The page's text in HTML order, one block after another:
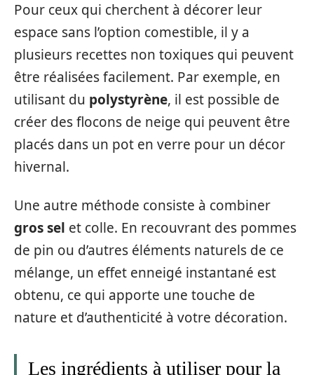
Pour ceux qui cherchent à décorer leur
espace sans l’option comestible, il y a
plusieurs recettes non toxiques qui peuvent
être réalisées facilement. Par exemple, en
utilisant du polystyrène, il est possible de
créer des flocons de neige qui peuvent être
placés dans un pot en verre pour un décor
hivernal.
Une autre méthode consiste à combiner
gros sel et colle. En recouvrant des pommes
de pin ou d’autres éléments naturels de ce
mélange, un effet enneigé instantané est
obtenu, ce qui apporte une touche de
nature et d’authenticité à votre décoration.
Les ingrédients à utiliser pour la